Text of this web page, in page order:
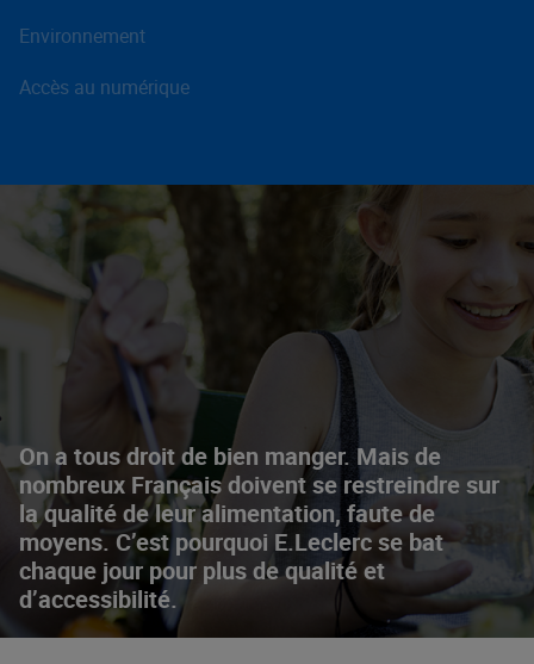
On a tous droit de bien manger. Mais de
nombreux Français doivent se restreindre sur
la qualité de leur alimentation, faute de
moyens. C’est pourquoi E.Leclerc se bat
chaque jour pour plus de qualité et
d’accessibilité.
Environnement
Accès au numérique